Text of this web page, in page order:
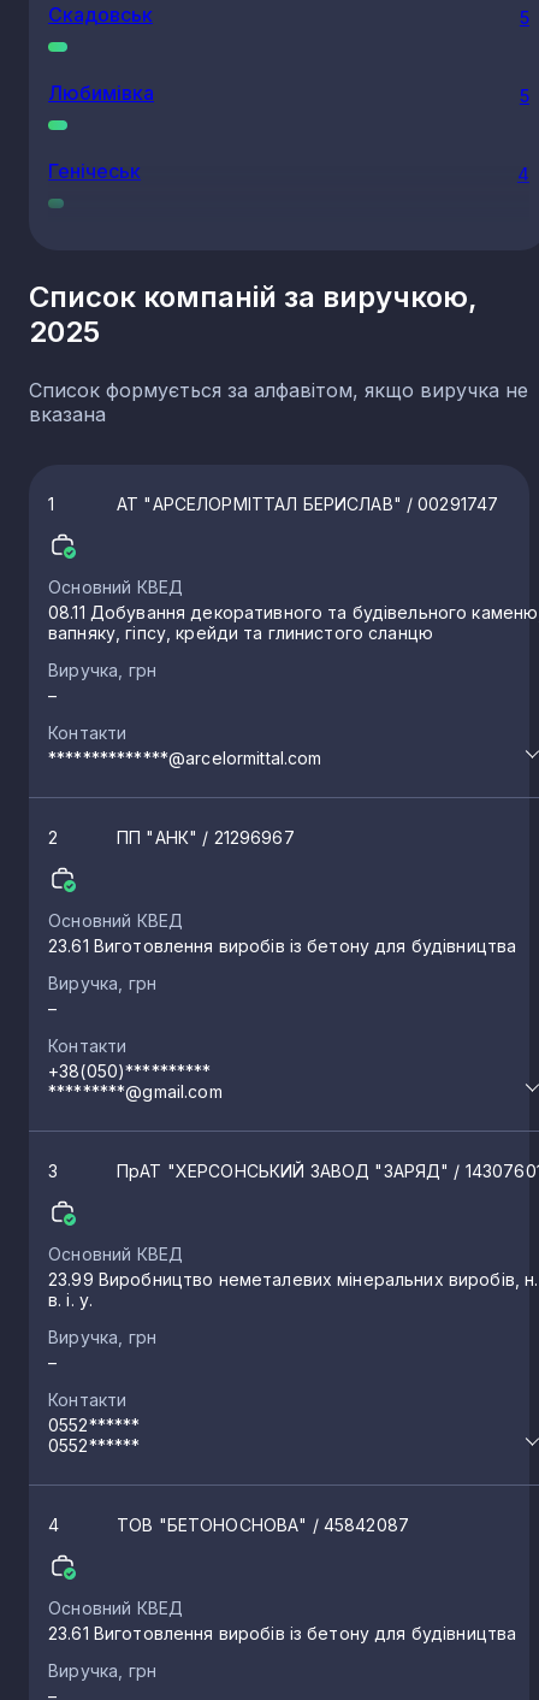
Скадовськ 5
Любимівка 5
Генічеськ 4
Берислав
Нововоронцовка
Антонівка
Архангельське
Виноградове 2
Нова Збур’ївка
Подо-Калинівка
Велика Олександрівка
Дніпряни
Райське
Кардашинка
Лазурне
Список компаній за виручкою,
2025
Список формується за алфавітом, якщо виручка не
вказана
1 АТ "АРСЕЛОРМІТТАЛ БЕРИСЛАВ" / 00291747
Основний КВЕД
08.11 Добування декоративного та будівельного
вапняку, гіпсу, крейди та глинистого сланцю
Виручка, грн
–
Контакти
**************@arcelormittal.com
2 ПП "АНК" / 21296967
Основний КВЕД
23.61 Виготовлення виробів із бетону для будівництва
Виручка, грн
–
Контакти
+38(050)**********
*********@gmail.com
3 ПрАТ "ХЕРСОНСЬКИЙ ЗАВОД "ЗАРЯД" /
Основний КВЕД
23.99 Виробництво неметалевих мінеральних виробів, н.
в. і. у.
Виручка, грн
–
Контакти
0552******
0552******
4 ТОВ "БЕТОНОСНОВА" / 45842087
Основний КВЕД
23.61 Виготовлення виробів із бетону для будівництва
Виручка, грн
–